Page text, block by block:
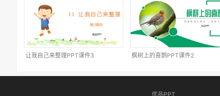
让我自己来整理PPT课件3 枫树上的喜鹊PPT课件2
优品PPT